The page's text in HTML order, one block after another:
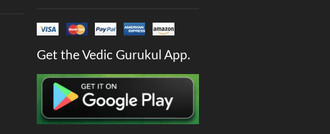
Get the Vedic Gurukul App.